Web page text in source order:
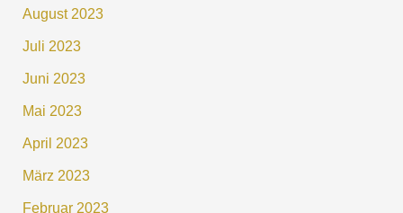
August 2023
Juli 2023
Juni 2023
Mai 2023
April 2023
März 2023
Februar 2023